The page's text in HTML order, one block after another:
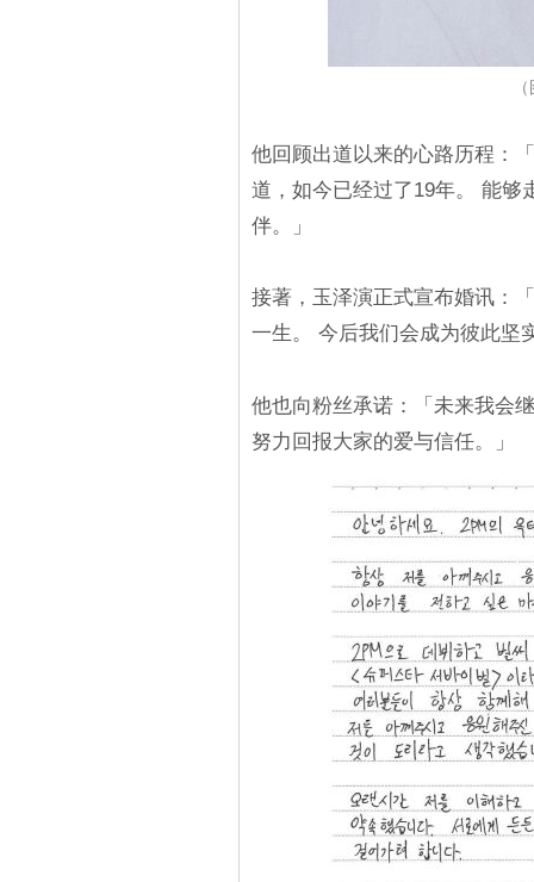
他回顾出道以来的心路历程：
道，如今已经过了19年。 能够
伴。」
接著，玉泽演正式宣布婚讯：
一生。 今后我们会成为彼此坚
他也向粉丝承诺：「未来我会
努力回报大家的爱与信任。」